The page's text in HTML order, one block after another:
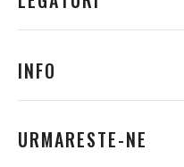
a
l
B
u
t
i
INFO
URMARESTE-NE